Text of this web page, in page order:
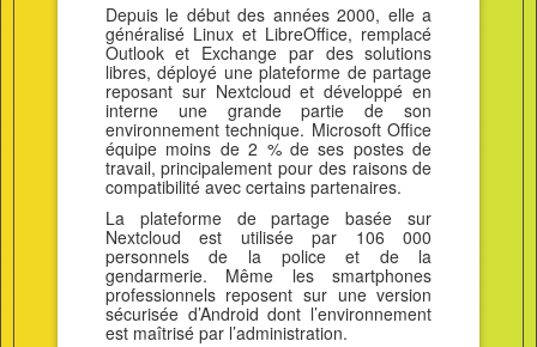
Depuis le début des années 2000, elle a
généralisé Linux et LibreOffice, remplacé
Outlook et Exchange par des solutions
libres, déployé une plateforme de partage
reposant sur Nextcloud et développé en
interne une grande partie de son
environnement technique. Microsoft Office
équipe moins de 2 % de ses postes de
travail, principalement pour des raisons de
compatibilité avec certains partenaires.
La plateforme de partage basée sur
Nextcloud est utilisée par 106 000
personnels de la police et de la
gendarmerie. Même les smartphones
professionnels reposent sur une version
sécurisée d’Android dont l’environnement
est maîtrisé par l’administration.